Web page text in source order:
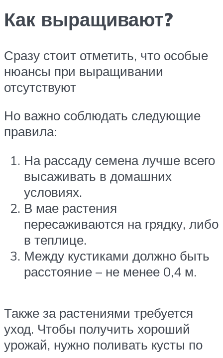
Как выращивают?
Сразу стоит отметить, что особые
нюансы при выращивании
отсутствуют
Но важно соблюдать следующие
правила:
На рассаду семена лучше всего
высаживать в домашних
условиях.
В мае растения
пересаживаются на грядку, либо
в теплице.
Между кустиками должно быть
расстояние – не менее 0,4 м.
Также за растениями требуется
уход. Чтобы получить хороший
урожай, нужно поливать кусты по